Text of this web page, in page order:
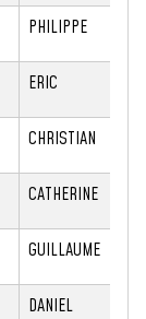
PHILIPPE
ERIC
CHRISTIAN
CATHERINE
GUILLAUME
DANIEL